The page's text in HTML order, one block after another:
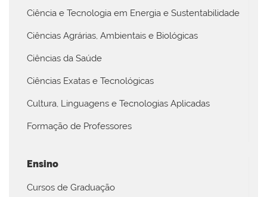
Ciência e Tecnologia em Energia e Sustentabilidade
Ciências Agrárias, Ambientais e Biológicas
Ciências da Saúde
Ciências Exatas e Tecnológicas
Cultura, Linguagens e Tecnologias Aplicadas
Formação de Professores
Ensino
Cursos de Graduação